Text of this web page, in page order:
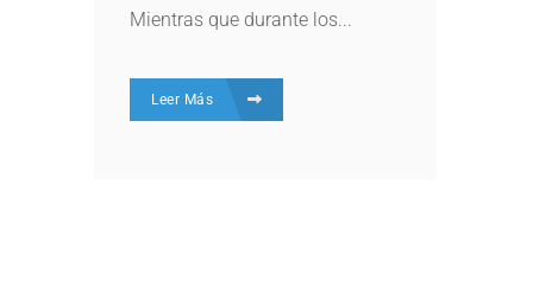
Mientras que durante los...
Leer Más